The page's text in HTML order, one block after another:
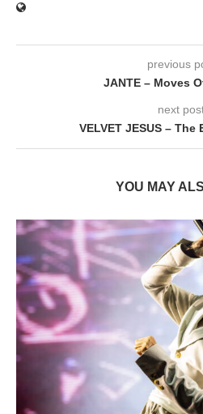
previous
JANTE – Moves
next
VELVET JESUS –
YOU MAY